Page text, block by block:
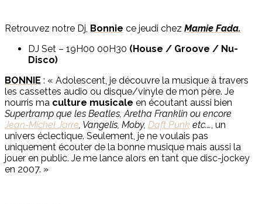
Retrouvez notre Dj, Bonnie ce jeudi chez Mamie Fada.
DJ Set – 19H00 00H30 (House / Groove / Nu-
Disco)
BONNIE : « Adolescent, je découvre la musique à travers
les cassettes audio ou disque/vinyle de mon père. Je
nourris ma culture musicale en écoutant aussi bien
Supertramp que les Beatles, Aretha Franklin ou encore
Jean-Michel Jarre, Vangelis, Moby, Daft Punk etc.…, un
univers éclectique. Seulement, je ne voulais pas
uniquement écouter de la bonne musique mais aussi la
jouer en public. Je me lance alors en tant que disc-jockey
en 2007. »